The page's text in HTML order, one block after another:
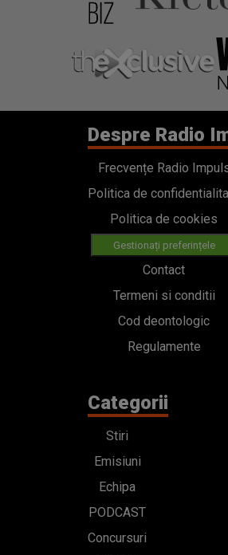
Despre Radio
Frecvențe Radio
Politica de
Politica de cookies
Gestionați preferințele
Contact
Termeni si conditii
Cod deontologic
Regulamente
Categorii
Stiri
Emisiuni
Echipa
PODCAST
Concursuri